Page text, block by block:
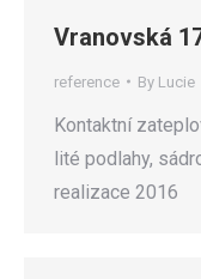
Vranovská
reference By Lucie
Kontaktní
lité podlahy,
realizace 2016